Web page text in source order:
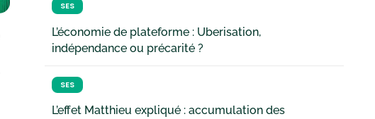
SES
L’économie de plateforme : Uberisation,
indépendance ou précarité ?
SES
L’effet Matthieu expliqué : accumulation des